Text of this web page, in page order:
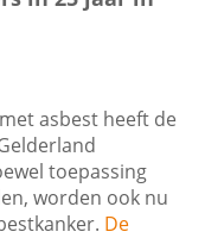
asbest heeft de
toepassing
worden ook nu
De